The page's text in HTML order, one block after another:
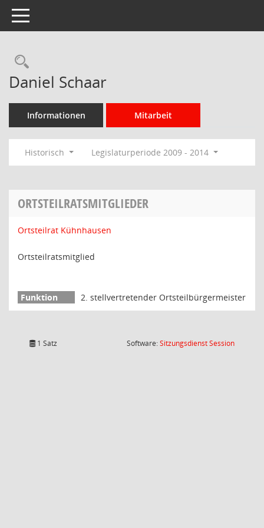
Toggle navigation
Rechercheauswahl
Daniel Schaar
Informationen Mitarbeit
Historisch Legislaturperiode 2009 - 2014
ORTSTEILRATSMITGLIEDER
Ortsteilrat Kühnhausen
Ortsteilratsmitglied
2. stellvertretender Ortsteilbürgermeister
1 Satz Software:SitzungsdienstSession(Wird in